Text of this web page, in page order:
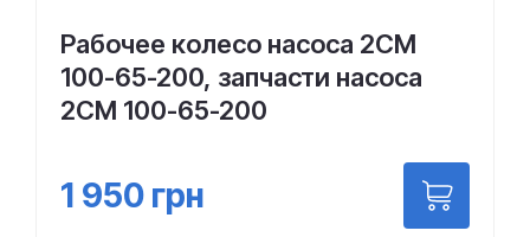
Рабочее колесо насоса 2СМ
100-65-200, запчасти насоса
2СМ 100-65-200
1 950 грн